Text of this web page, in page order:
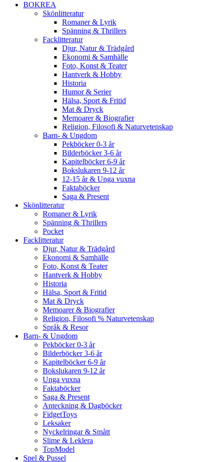
BOKREA
Skönlitteratur
Romaner & Lyrik
Spänning & Thrillers
Facklitteratur
Djur, Natur & Trädgård
Ekonomi & Samhälle
Foto, Konst & Teater
Hantverk & Hobby
Historia
Humor & Serier
Hälsa, Sport & Fritid
Mat & Dryck
Memoarer & Biografier
Religion, Filosofi & Naturvetenskap
Barn- & Ungdom
Pekböcker 0-3 år
Bilderböcker 3-6 år
Kapitelböcker 6-9 år
Bokslukaren 9-12 år
12-15 år & Unga vuxna
Faktaböcker
Saga & Present
Skönlitteratur
Romaner & Lyrik
Spänning & Thrillers
Pocket
Facklitteratur
Djur, Natur & Trädgård
Ekonomi & Samhälle
Foto, Konst & Teater
Hantverk & Hobby
Historia
Hälsa, Sport & Fritid
Mat & Dryck
Memoarer & Biografier
Religion, Filosofi % Naturvetenskap
Språk & Resor
Barn- & Ungdom
Pekböcker 0-3 år
Bilderböcker 3-6 år
Kapitelböcker 6-9 år
Bokslukaren 9-12 år
Unga vuxna
Faktaböcker
Saga & Present
Anteckning & Dagböcker
FidgetToys
Leksaker
Nyckelringar & Smått
Slime & Leklera
TopModel
Spel & Pussel